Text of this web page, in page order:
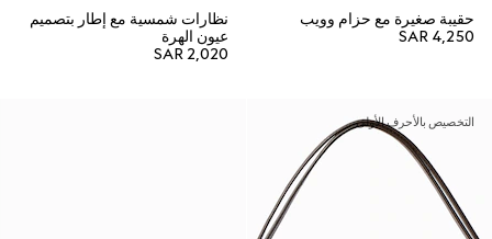
حقيبة صغيرة مع حزام وويب
SAR 4,250
نظارات شمسية مع إطار بتصميم
عيون الهرة
SAR 2,020
التخصيص بالأحرف الأولى